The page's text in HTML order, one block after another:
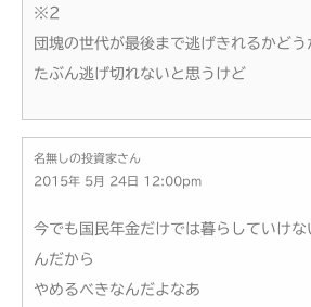
※2
団塊の世代が最後まで逃げきれるかどう
たぶん逃げ切れないと思うけど
名無しの投資家さん
2015年 5月 24日 12:00pm
今でも国民年金だけでは暮らしていけ
んだから
やめるべきなんだよなあ